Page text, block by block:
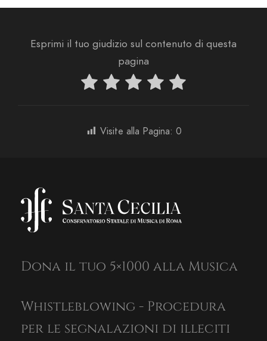
Esprimi il tuo giudizio sul contenuto di questa
pagina
Visite alla Pagina: 0
Dona il tuo 5×1000 alla Musica
Whistleblowing - Procedura
per le segnalazioni di illeciti